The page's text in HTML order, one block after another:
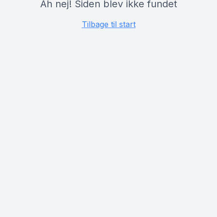
Åh nej! Siden blev ikke fundet
Tilbage til start